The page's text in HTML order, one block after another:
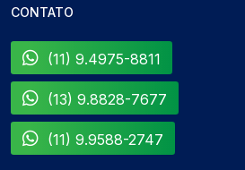
CONTATO
(11) 9.4975-8811
(13) 9.8828-7677
(11) 9.9588-2747